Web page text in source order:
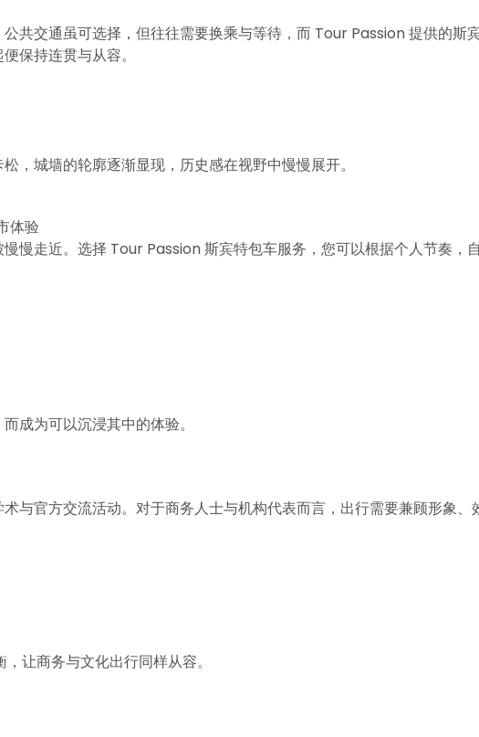
共交通虽可选择，但往往需要换乘与等待，而 Tour Passion 提供的斯
保持连贯与从容。
，城墙的轮廓逐渐显现，历史感在视野中慢慢展开。
体验
慢走近。选择 Tour Passion 斯宾特包车服务，您可以根据个人节奏，
成为可以沉浸其中的体验。
与官方交流活动。对于商务人士与机构代表而言，出行需要兼顾形象、
让商务与文化出行同样从容。